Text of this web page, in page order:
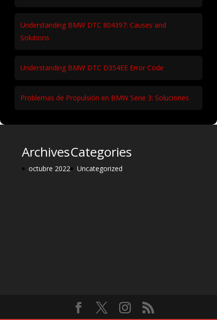
Understanding BMW DTC 804397: Causes and
Solutions
Understanding BMW DTC D354EE Error Code
Problemas de Propulsión en BMW Serie 3: Soluciones
Archives
octubre 2022
Categories
Uncategorized